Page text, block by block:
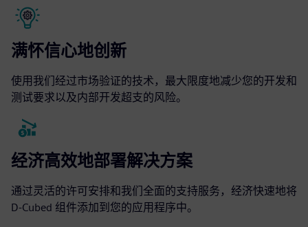
满怀信心地创新
使用我们经过市场验证的技术，最大限度地减少您的开发和
测试要求以及内部开发超支的风险。
经济高效地部署解决方案
通过灵活的许可安排和我们全面的支持服务，经济快速地将
D-Cubed 组件添加到您的应用程序中。